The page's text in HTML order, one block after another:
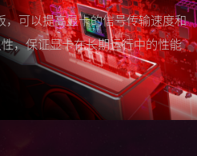
，可以提高显卡的信号传输速度和
，保证显卡在长期运行中的性能